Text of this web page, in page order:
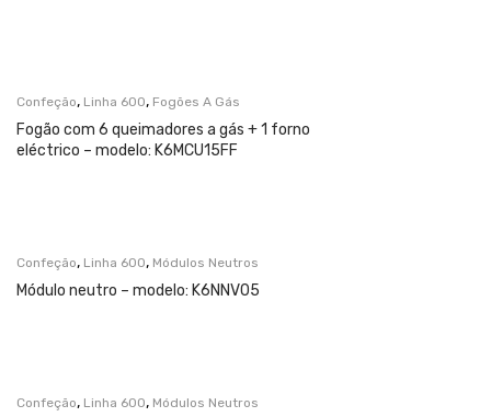
Confeção, Linha 600, Fogões A Gás
Fogão com 6 queimadores a gás + 1 forno
eléctrico – modelo: K6MCU15FF
Confeção, Linha 600, Módulos Neutros
Módulo neutro – modelo: K6NNV05
Confeção, Linha 600, Módulos Neutros